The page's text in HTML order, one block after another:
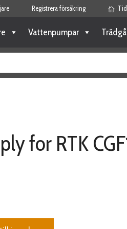
Registrera försäkring
Vattenpumpar
for RTK